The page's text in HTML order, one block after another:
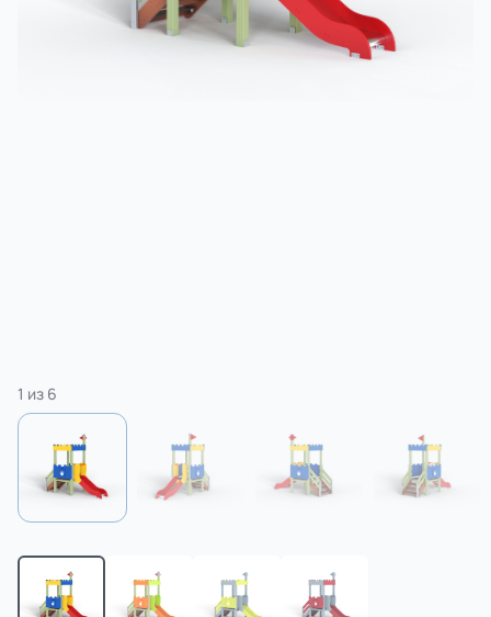
Спорт
4 категории
1 из 6